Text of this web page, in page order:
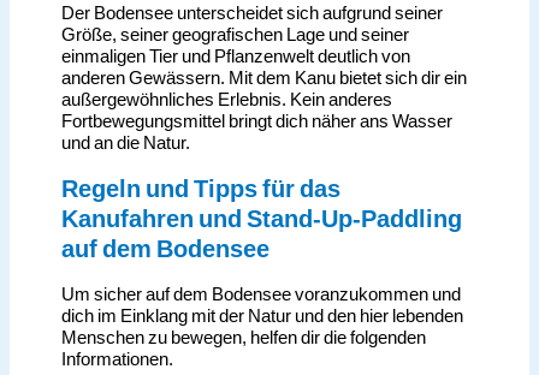
Der Bodensee unterscheidet sich aufgrund seiner
Größe, seiner geografischen Lage und seiner
einmaligen Tier und Pflanzenwelt deutlich von
anderen Gewässern. Mit dem Kanu bietet sich dir ein
außergewöhnliches Erlebnis. Kein anderes
Fortbewegungsmittel bringt dich näher ans Wasser
und an die Natur.
Regeln und Tipps für das
Kanufahren und Stand-Up-Paddling
auf dem Bodensee
Um sicher auf dem Bodensee voranzukommen und
dich im Einklang mit der Natur und den hier lebenden
Menschen zu bewegen, helfen dir die folgenden
Informationen.